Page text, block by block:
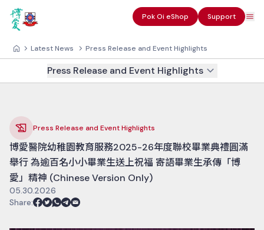
Pok Oi eShop Support
Latest News Press Release and Event Highlights
Press Release and Event Highlights
Press Release and Event Highlights
博愛醫院幼稚園教育服務2025-26年度聯校畢業典禮圓滿
舉行 為逾百名小小畢業生送上祝福 寄語畢業生承傳「博
愛」精神 (Chinese Version Only)
05.30.2026
Share: